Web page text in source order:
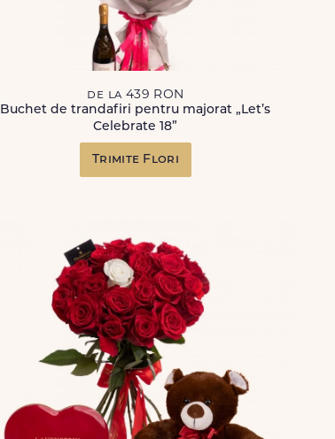
de la 439 RON
Buchet de trandafiri pentru majorat „Let’s
Celebrate 18”
Trimite Flori